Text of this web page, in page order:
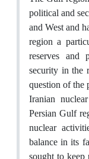
political and
and West and
region a
reserves and
security in the
question of the
Iranian
Persian Gulf
nuclear
balance in its